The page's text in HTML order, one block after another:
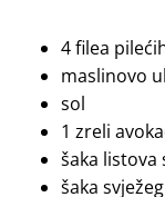
4 filea
maslinovo
sol
1 zreli
šaka listova
šaka